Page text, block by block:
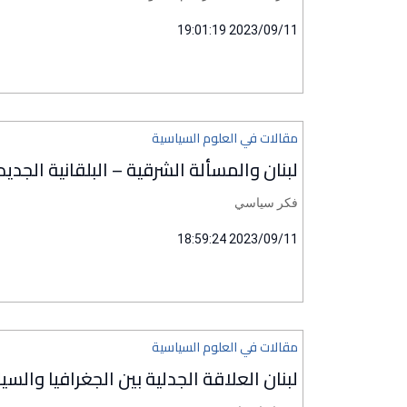
2023/09/11 19:01:19
مقالات في العلوم السياسية
لبنان والمسألة الشرقية – البلقانية
فكر سياسي
2023/09/11 18:59:24
مقالات في العلوم السياسية
لبنان العلاقة الجدلية بين الجغرافيا